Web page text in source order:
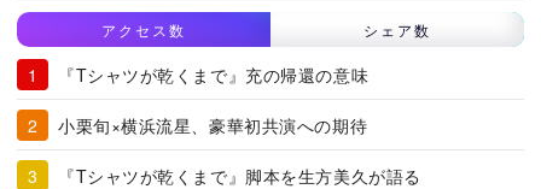
アクセス数 シェア数
『Tシャツが乾くまで』充の帰還の意味
小栗旬×横浜流星、豪華初共演への期待
『Tシャツが乾くまで』脚本を生方美久が語る